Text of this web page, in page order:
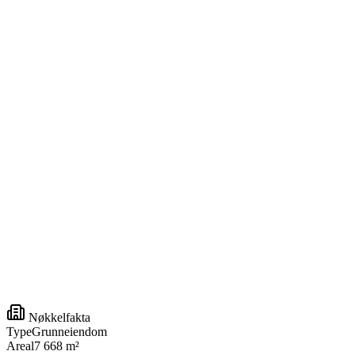
Nøkkelfakta
TypeGrunneiendom
Areal7 668 m²